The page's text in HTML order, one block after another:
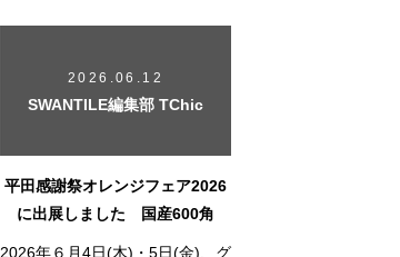
2026.06.12
SWANTILE編集部 TChic
平田感謝祭オレンジフェア2026
に出展しました 国産600角
2026年６月4日(木)・5日(金)、グ